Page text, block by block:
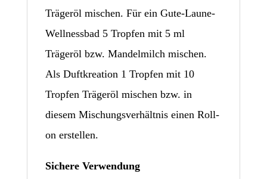
Trägeröl mischen. Für ein Gute-Laune-
Wellnessbad 5 Tropfen mit 5 ml
Trägeröl bzw. Mandelmilch mischen.
Als Duftkreation 1 Tropfen mit 10
Tropfen Trägeröl mischen bzw. in
diesem Mischungsverhältnis einen Roll-
on erstellen.
Sichere Verwendung